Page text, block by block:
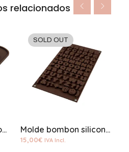
relacionados
Molde silicona bombon classic choco bar
SOLD OUT
Molde bombon silicona letras
15,00€ IVA Incl.